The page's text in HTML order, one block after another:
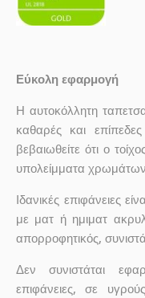
Εύκολη εφαρμογή
Η αυτοκόλλητη
καθαρές και
βεβαιωθείτε ότι ο
υπολείμματα
Ιδανικές επιφάνειες
με ματ ή ημιματ
απορροφητικός,
Δεν συνιστάται
επιφάνειες, σε